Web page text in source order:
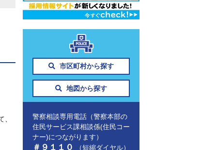
市区町村から探す
地図から探す
警察相談専用電話（警察本部の
住民サービス課相談係(住民コー
ナー)につながります）
＃９１１０
（短縮ダイヤル）